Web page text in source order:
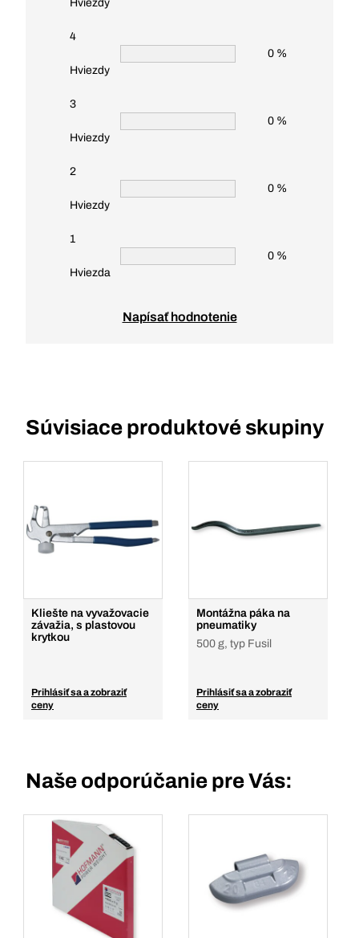
Hviezdy
4
Hviezdy
0 %
3
Hviezdy
0 %
2
Hviezdy
0 %
1
Hviezda
0 %
Napísať hodnotenie
Súvisiace produktové skupiny
Kliešte na vyvažovacie
závažia, s plastovou
krytkou
Prihlásiť sa a zobraziť
ceny
Montážna páka na
pneumatiky
500 g, typ Fusil
Prihlásiť sa a zobraziť
ceny
Naše odporúčanie pre Vás: